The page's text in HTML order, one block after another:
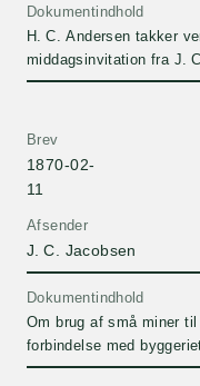
Dokumentindhold
H. C. Andersen takker
middagsinvitation fra J.
Afsender
J. C. Jacobsen
Brev
1870-02-
11
Dokumentindhold
Om brug af små miner
forbindelse med
eksport af øl til England